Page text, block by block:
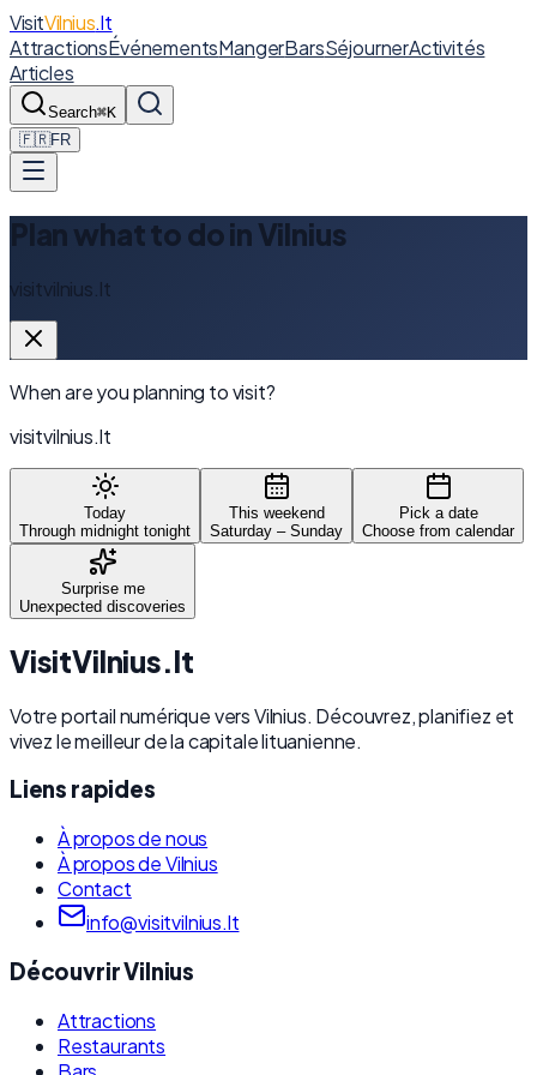
VisitVilnius.lt
AttractionsÉvénementsMangerBarsSéjournerActivités
Articles
Search⌘K
🇫🇷FR
Plan what to do in Vilnius
visitvilnius.lt
When are you planning to visit?
visitvilnius.lt
Today
Through midnight tonight
This weekend
Saturday – Sunday
Pick a date
Choose from calendar
Surprise me
Unexpected discoveries
VisitVilnius.lt
Votre portail numérique vers Vilnius. Découvrez, planifiez et
vivez le meilleur de la capitale lituanienne.
Liens rapides
À propos de nous
À propos de Vilnius
Contact
info@visitvilnius.lt
Découvrir Vilnius
Attractions
Restaurants